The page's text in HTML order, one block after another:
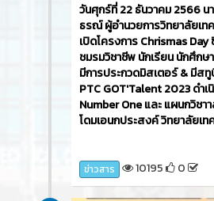
วันศุกร์ที่ 22 ธันวาคม 2566​ น
ธรณ์ ผู้อำนวยการวิทยาลัยเท
เปิดโครงการ Chrismas
ชมรมวิชาชีพ นักเรียน นักศึกษ
มีการประกวดมิสเตอร์ & มีส
PTC GOT'Talent 2023 ดำเ
Number One และ แผนกวิช
โดมเอนกประสงค์ วิทยาลัยเ
ข่าวสาร 10195 0